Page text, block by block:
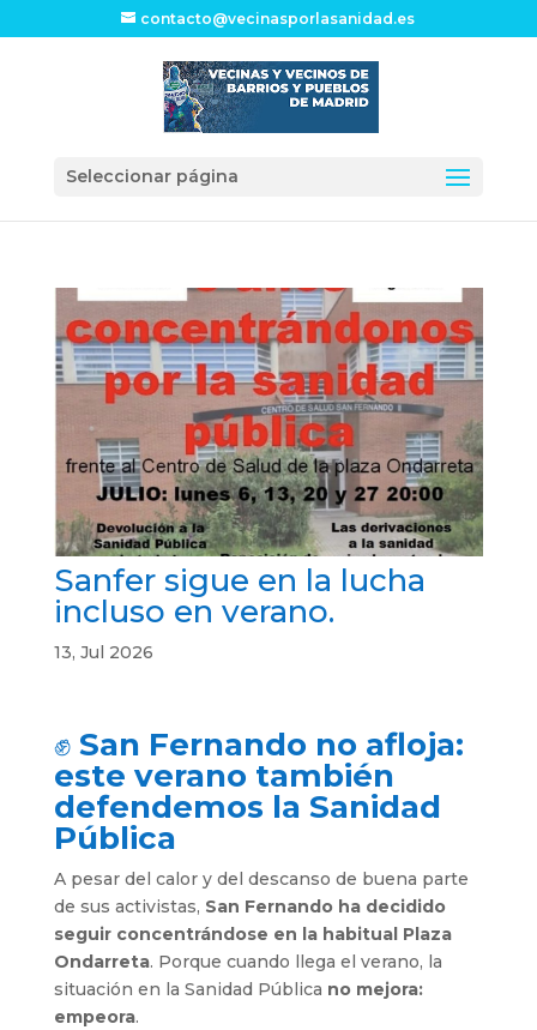
contacto@vecinasporlasanidad.es
Seleccionar página
Sanfer sigue en la lucha
incluso en verano.
13, Jul 2026
✊ San Fernando no afloja:
este verano también
defendemos la Sanidad
Pública
A pesar del calor y del descanso de buena parte
de sus activistas, San Fernando ha decidido
seguir concentrándose en la habitual Plaza
Ondarreta. Porque cuando llega el verano, la
situación en la Sanidad Pública no mejora:
empeora.